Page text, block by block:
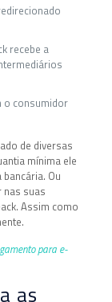
recebe a
o consumidor
de diversas
mínima ele
Ou
suas
Assim como
para e-
as